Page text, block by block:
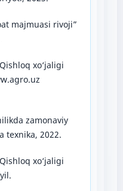
majmuasi rivoji”
xo‘jaligi
zamonaviy
texnika, 2022.
xo‘jaligi